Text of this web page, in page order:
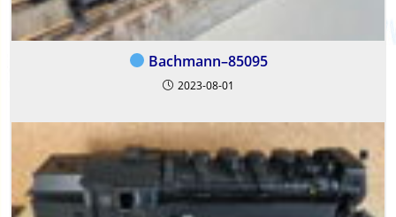
Bachmann–85095
2023-08-01